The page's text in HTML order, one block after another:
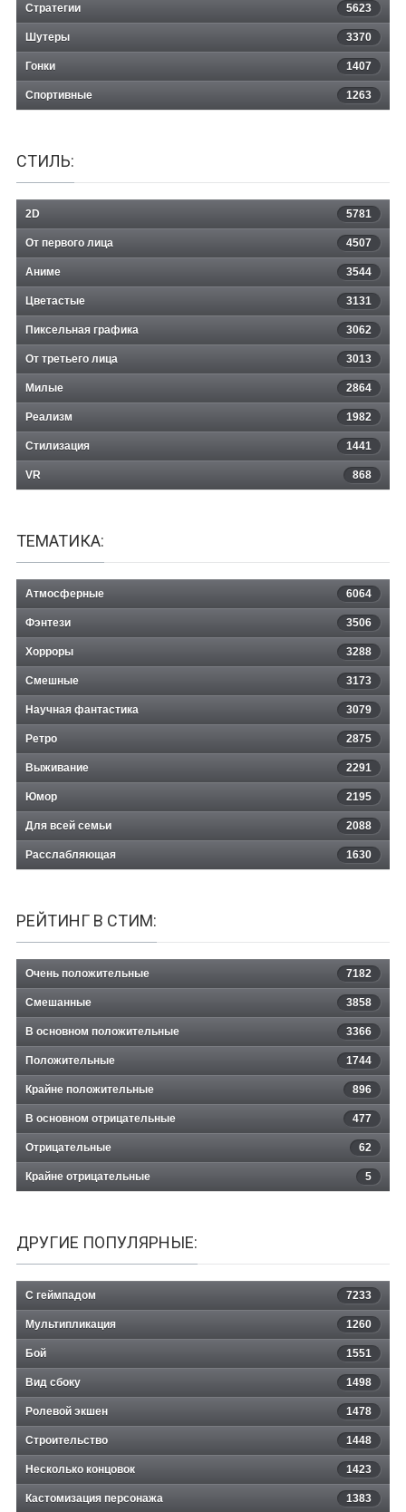
Стратегии 5623
Шутеры 3370
Гонки 1407
Спортивные 1263
СТИЛЬ:
2D 5781
От первого лица 4507
Аниме 3544
Цветастые 3131
Пиксельная графика 3062
От третьего лица 3013
Милые 2864
Реализм 1982
Стилизация 1441
VR 868
ТЕМАТИКА:
Атмосферные 6064
Фэнтези 3506
Хорроры 3288
Смешные 3173
Научная фантастика 3079
Ретро 2875
Выживание 2291
Юмор 2195
Для всей семьи 2088
Расслабляющая 1630
РЕЙТИНГ В СТИМ:
Очень положительные 7182
Смешанные 3858
В основном положительные 3366
Положительные 1744
Крайне положительные 896
В основном отрицательные 477
Отрицательные 62
Крайне отрицательные 5
ДРУГИЕ ПОПУЛЯРНЫЕ:
С геймпадом 7233
Мультипликация 1260
Бой 1551
Вид сбоку 1498
Ролевой экшен 1478
Строительство 1448
Несколько концовок 1423
Кастомизация персонажа 1383